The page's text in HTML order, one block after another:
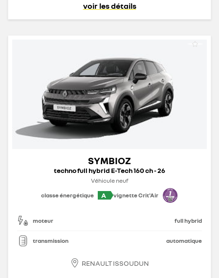
voir les détails
SYMBIOZ
techno full hybrid E-Tech 160 ch - 26
Véhicule neuf
classe énergétique
A vignette Crit'Air
moteur full hybrid
transmission automatique
RENAULT ISSOUDUN